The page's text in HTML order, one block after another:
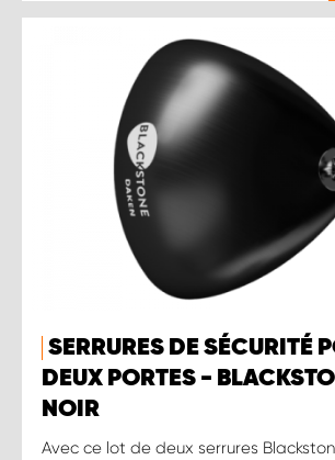
SERRURES DE SÉCURITÉ
DEUX PORTES -
NOIR
Avec ce lot de deux serrures